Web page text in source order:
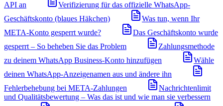
API an
Verifizierung für das offizielle WhatsApp-
Geschäftskonto (blaues Häkchen)
Was tun, wenn Ihr
META-Konto gesperrt wurde?
Das Geschäftskonto wurde
gesperrt – So beheben Sie das Problem
Zahlungsmethode
zu deinem WhatsApp Business-Konto hinzufügen
Wähle
deinen WhatsApp-Anzeigenamen aus und ändere ihn
Fehlerbehebung bei META-Zahlungen
Nachrichtenlimit
und Qualitätsbewertung – Was das ist und wie man sie verbessern